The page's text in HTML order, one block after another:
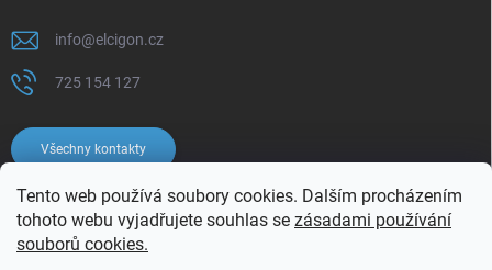
Tento web používá soubory cookies. Dalším procházením
tohoto webu vyjadřujete souhlas se zásadami používání
souborů cookies.
info@elcigon.cz
725 154 127
Všechny kontakty